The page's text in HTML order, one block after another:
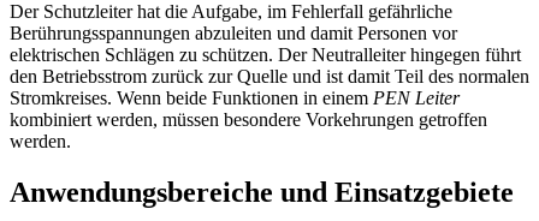
Der Schutzleiter hat die Aufgabe, im Fehlerfall gefährliche
Berührungsspannungen abzuleiten und damit Personen vor
elektrischen Schlägen zu schützen. Der Neutralleiter hingegen führt
den Betriebsstrom zurück zur Quelle und ist damit Teil des normalen
Stromkreises. Wenn beide Funktionen in einem PEN Leiter
kombiniert werden, müssen besondere Vorkehrungen getroffen
werden.
Anwendungsbereiche und Einsatzgebiete